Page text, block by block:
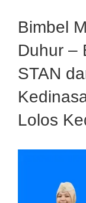
Bimbel
Duhur –
STAN
Lolos